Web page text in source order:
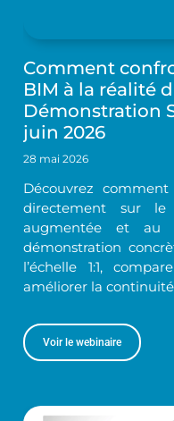
Comment
BIM à la réalité
Démonstration
juin 2026
28 mai 2026
Découvrez
directement sur
augmentée et au
démonstration
l’échelle 1:1,
améliorer la
Voir le webinaire